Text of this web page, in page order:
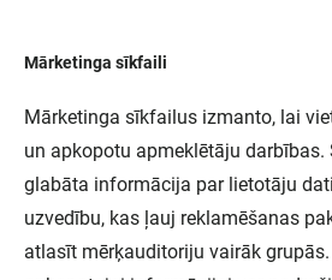
Mārketinga sīkfaili
Mārketinga sīkfailus izmanto, lai
un apkopotu apmeklētāju darbības.
glabāta informācija par lietotāju
uzvedību, kas ļauj reklamēšanas
atlasīt mērķauditoriju vairāk